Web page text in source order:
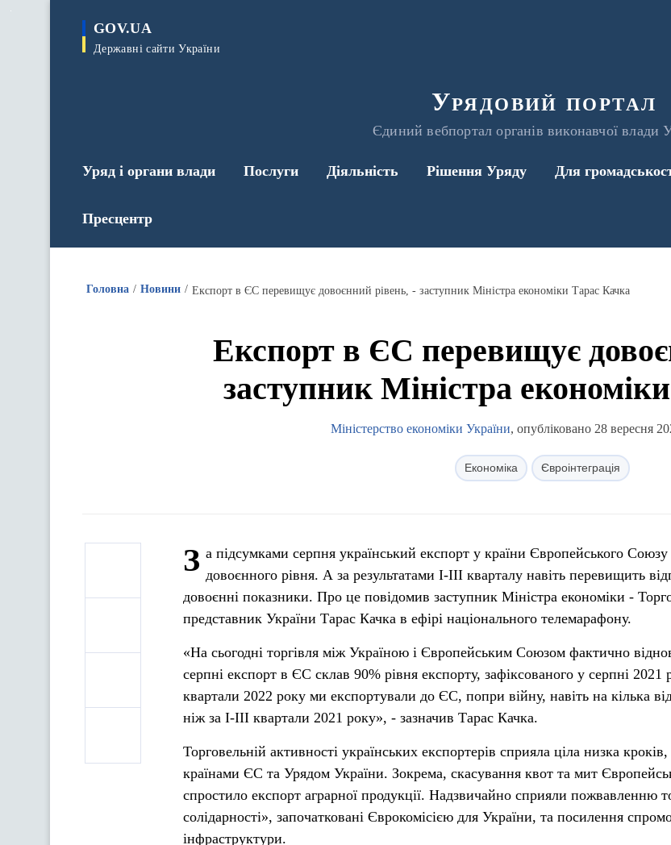
GOV.UA
Державні сайти України
Урядовий портал
Єдиний вебпортал органів виконавчої влади
Уряд і органи влади Послуги Діяльність Рішення Уряду Для
Пресцентр
Головна Новини Експорт в ЄС перевищує довоєнний рівень, - заступник Міністра економіки Тарас Качка
Експорт в ЄС перевищує
заступник Міністра
Міністерство економіки України, опубліковано 28 вересня
Економіка Євроінтеграція
З а підсумками серпня український експорт у країни Європейського
довоєнного рівня. А за результатами І-ІІІ кварталу навіть перевищить
довоєнні показники. Про це повідомив заступник Міністра економіки -
представник України Тарас Качка в ефірі національного телемарафону.
«На сьогодні торгівля між Україною і Європейським Союзом фактично
серпні експорт в ЄС склав 90% рівня експорту, зафіксованого у серпні 2021
квартали 2022 року ми експортували до ЄС, попри війну, навіть на кілька
ніж за І-ІІІ квартали 2021 року», - зазначив Тарас Качка.
Торговельній активності українських експортерів сприяла ціла низка
країнами ЄС та Урядом України. Зокрема, скасування квот та мит
спростило експорт аграрної продукції. Надзвичайно сприяли пожвавленню
солідарності», започатковані Єврокомісією для України, та посилення
інфраструктури.